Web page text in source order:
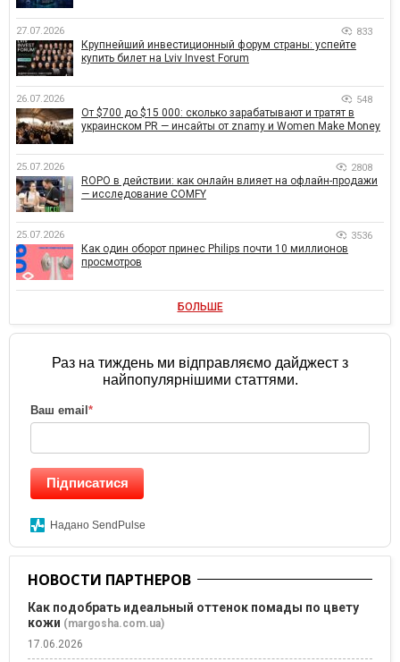
27.07.2026 833
Крупнейший инвестиционный форум страны: успейте
купить билет на Lviv Invest Forum
26.07.2026 548
От $700 до $15 000: сколько зарабатывают и тратят в
украинском PR — инсайты от znamy и Women Make Money
25.07.2026 2808
ROPO в действии: как онлайн влияет на офлайн-продажи
— исследование COMFY
25.07.2026 3536
Как один оборот принес Philips почти 10 миллионов
просмотров
БОЛЬШЕ
Раз на тиждень ми відправляємо дайджест з
найпопулярнішими статтями.
Ваш email *
Підписатися
Надано SendPulse
НОВОСТИ ПАРТНЕРОВ
Как подобрать идеальный оттенок помады по цвету
кожи (margosha.com.ua)
17.06.2026